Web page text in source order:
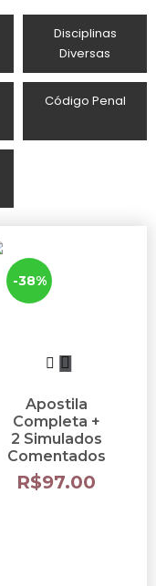
Disciplinas
Diversas
Código Penal
-38%
Apostila
Completa +
2 Simulados
Comentados
R$97.00